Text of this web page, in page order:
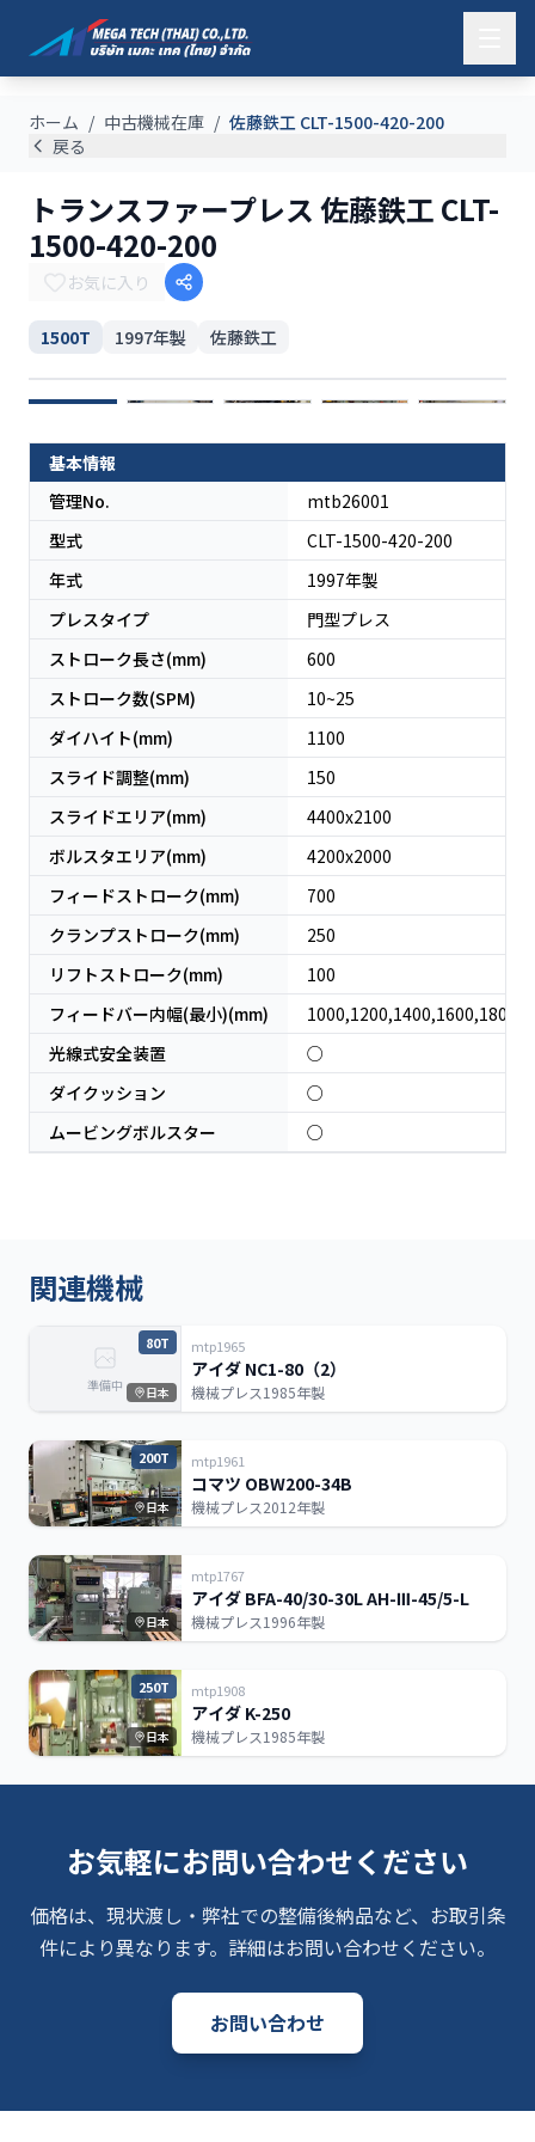
ホーム / 中古機械在庫 / 佐藤鉄工 CLT-1500-420-200
戻る
トランスファープレス 佐藤鉄工 CLT-
1500-420-200
お気に入り
1500T 1997年製 佐藤鉄工
解体済み Indonesia
基本情報
管理No.
mtb26001
型式
CLT-1500-420-200
年式
1997年製
プレスタイプ
門型プレス
ストローク長さ(mm)
600
ストローク数(SPM)
10~25
ダイハイト(mm)
1100
スライド調整(mm)
150
スライドエリア(mm)
4400x2100
ボルスタエリア(mm)
4200x2000
フィードストローク(mm)
700
クランプストローク(mm)
250
リフトストローク(mm)
100
フィードバー内幅(最小)(mm)
1000,1200,1400,1600,1800
光線式安全装置
○
ダイクッション
○
ムービングボルスター
○
関連機械
80T
日本
準備中
mtp1965
アイダ NC1-80（2）
機械プレス1985年製
200T
日本
mtp1961
コマツ OBW200-34B
機械プレス2012年製
日本
mtp1767
アイダ BFA-40/30-30L AH-Ⅲ-45/5-L
機械プレス1996年製
250T
日本
mtp1908
アイダ K-250
機械プレス1985年製
お気軽にお問い合わせください
価格は、現状渡し・弊社での整備後納品など、お取引条
件により異なります。詳細はお問い合わせください。
お問い合わせ